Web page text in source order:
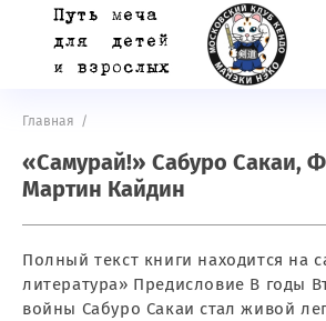
Главная /
«Самурай!» Сабуро Сакаи,
Мартин Кайдин
Полный текст книги находится на
литература» Предисловие В годы
войны Сабуро Сакаи стал живой